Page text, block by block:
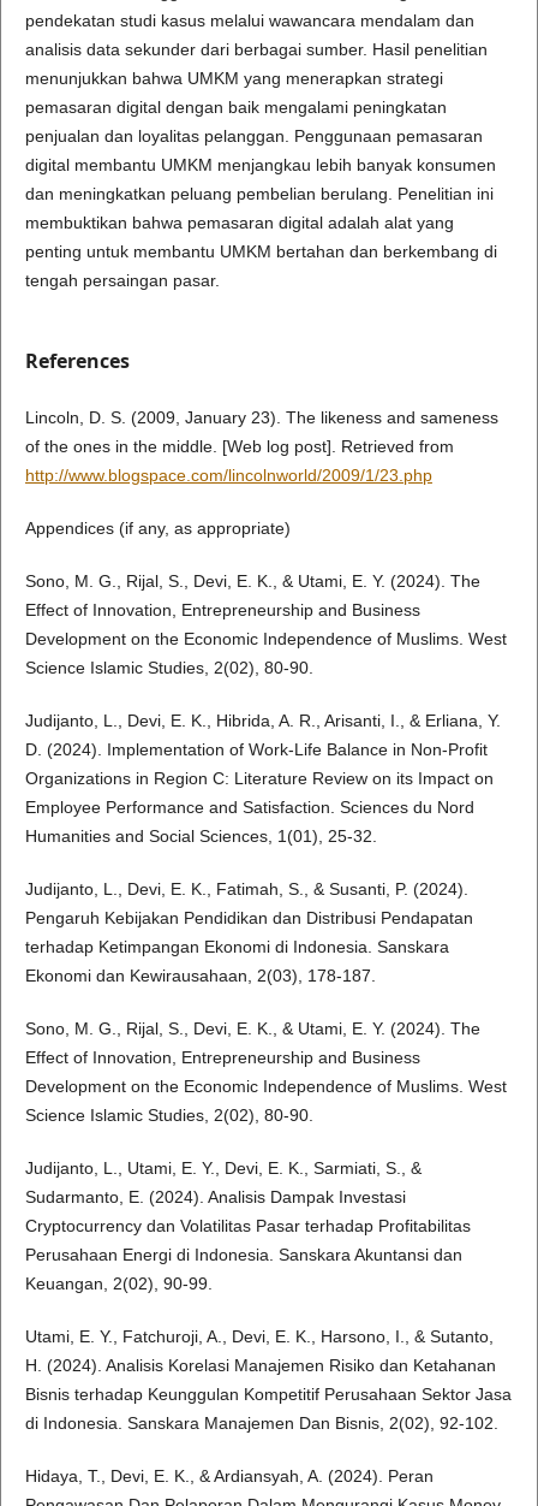
pendekatan studi kasus melalui wawancara mendalam dan
analisis data sekunder dari berbagai sumber. Hasil penelitian
menunjukkan bahwa UMKM yang menerapkan strategi
pemasaran digital dengan baik mengalami peningkatan
penjualan dan loyalitas pelanggan. Penggunaan pemasaran
digital membantu UMKM menjangkau lebih banyak konsumen
dan meningkatkan peluang pembelian berulang. Penelitian ini
membuktikan bahwa pemasaran digital adalah alat yang
penting untuk membantu UMKM bertahan dan berkembang di
tengah persaingan pasar.
References
Lincoln, D. S. (2009, January 23). The likeness and sameness
of the ones in the middle. [Web log post]. Retrieved from
http://www.blogspace.com/lincolnworld/2009/1/23.php
Appendices (if any, as appropriate)
Sono, M. G., Rijal, S., Devi, E. K., & Utami, E. Y. (2024). The
Effect of Innovation, Entrepreneurship and Business
Development on the Economic Independence of Muslims. West
Science Islamic Studies, 2(02), 80-90.
Judijanto, L., Devi, E. K., Hibrida, A. R., Arisanti, I., & Erliana, Y.
D. (2024). Implementation of Work-Life Balance in Non-Profit
Organizations in Region C: Literature Review on its Impact on
Employee Performance and Satisfaction. Sciences du Nord
Humanities and Social Sciences, 1(01), 25-32.
Judijanto, L., Devi, E. K., Fatimah, S., & Susanti, P. (2024).
Pengaruh Kebijakan Pendidikan dan Distribusi Pendapatan
terhadap Ketimpangan Ekonomi di Indonesia. Sanskara
Ekonomi dan Kewirausahaan, 2(03), 178-187.
Sono, M. G., Rijal, S., Devi, E. K., & Utami, E. Y. (2024). The
Effect of Innovation, Entrepreneurship and Business
Development on the Economic Independence of Muslims. West
Science Islamic Studies, 2(02), 80-90.
Judijanto, L., Utami, E. Y., Devi, E. K., Sarmiati, S., &
Sudarmanto, E. (2024). Analisis Dampak Investasi
Cryptocurrency dan Volatilitas Pasar terhadap Profitabilitas
Perusahaan Energi di Indonesia. Sanskara Akuntansi dan
Keuangan, 2(02), 90-99.
Utami, E. Y., Fatchuroji, A., Devi, E. K., Harsono, I., & Sutanto,
H. (2024). Analisis Korelasi Manajemen Risiko dan Ketahanan
Bisnis terhadap Keunggulan Kompetitif Perusahaan Sektor Jasa
di Indonesia. Sanskara Manajemen Dan Bisnis, 2(02), 92-102.
Hidaya, T., Devi, E. K., & Ardiansyah, A. (2024). Peran